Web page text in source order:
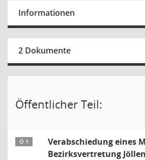
Informationen
2 Dokumente
Öffentlicher Teil:
Ö 1
Verabschiedung eines
Bezirksvertretung